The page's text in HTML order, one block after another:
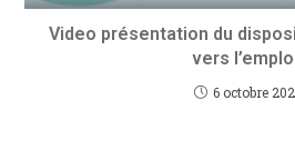
Video présentation du
vers
6 octobre